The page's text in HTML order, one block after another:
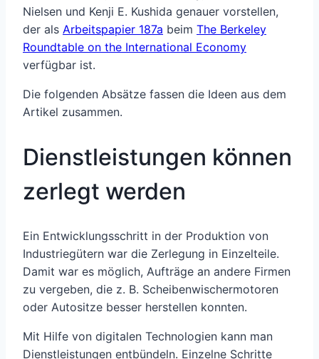
Nielsen und Kenji E. Kushida genauer vorstellen,
der als Arbeitspapier 187a beim The Berkeley
Roundtable on the International Economy
verfügbar ist.
Die folgenden Absätze fassen die Ideen aus dem
Artikel zusammen.
Dienstleistungen können
zerlegt werden
Ein Entwicklungsschritt in der Produktion von
Industriegütern war die Zerlegung in Einzelteile.
Damit war es möglich, Aufträge an andere Firmen
zu vergeben, die z. B. Scheibenwischermotoren
oder Autositze besser herstellen konnten.
Mit Hilfe von digitalen Technologien kann man
Dienstleistungen entbündeln. Einzelne Schritte